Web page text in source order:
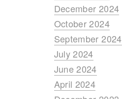
December 2024
October 2024
September 2024
July 2024
June 2024
April 2024